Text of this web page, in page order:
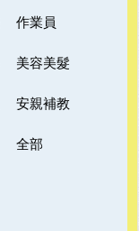
作業員
美容美髮
安親補教
全部